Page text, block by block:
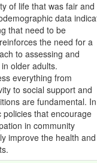
of life that was fair and
data
that need to be
the need for a
to assessing and
older adults.
everything from
to social support and
are fundamental. In
that encourage
in community
improve the health and